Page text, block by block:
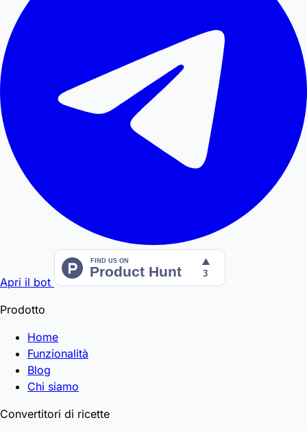
Apri il bot
Prodotto
Home
Funzionalità
Blog
Chi siamo
Convertitori di ricette